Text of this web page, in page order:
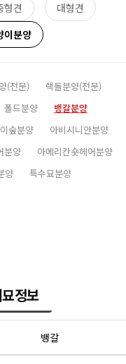
형견
대형견
이분양
(전문)
랙돌분양(전문)
폴드분양
뱅갈분양
숲분양
아비시니안분양
분양
아메리칸숏헤어분양
양
특수묘분양
정보
뱅갈